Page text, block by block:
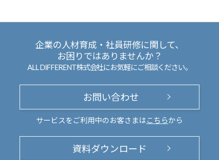
企業の人材育成・社員研修に関して、
お困りではありませんか？
ALL DIFFERENT株式会社にお気軽にご相談ください。
お問い合わせ
サービスをご利用中のお客さまは こちらから
資料ダウンロード